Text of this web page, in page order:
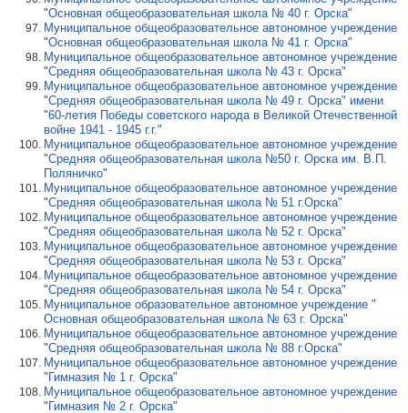
"Основная общеобразовательная школа № 40 г. Орска"
Муниципальное общеобразовательное автономное учреждение
"Основная общеобразовательная школа № 41 г. Орска"
Муниципальное общеобразовательное автономное учреждение
"Средняя общеобразовательная школа № 43 г. Орска"
Муниципальное общеобразовательное автономное учреждение
"Средняя общеобразовательная школа № 49 г. Орска" имени
"60-летия Победы советского народа в Великой Отечественной
войне 1941 - 1945 г.г."
Муниципальное общеобразовательное автономное учреждение
"Средняя общеобразовательная школа №50 г. Орска им. В.П.
Поляничко"
Муниципальное общеобразовательное автономное учреждение
"Средняя общеобразовательная школа № 51 г.Орска"
Муниципальное общеобразовательное автономное учреждение
"Средняя общеобразовательная школа № 52 г. Орска"
Муниципальное общеобразовательное автономное учреждение
"Средняя общеобразовательная школа № 53 г. Орска"
Муниципальное общеобразовательное автономное учреждение
"Средняя общеобразовательная школа № 54 г. Орска"
Муниципальное образовательное автономное учреждение "
Основная общеобразовательная школа № 63 г. Орска"
Муниципальное общеобразовательное автономное учреждение
"Средняя общеобразовательная школа № 88 г.Орска"
Муниципальное общеобразовательное автономное учреждение
"Гимназия № 1 г. Орска"
Муниципальное общеобразовательное автономное учреждение
"Гимназия № 2 г. Орска"